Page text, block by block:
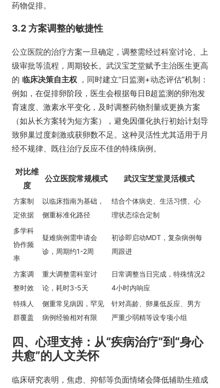
药物促排。
3.2 方案调整的敏捷性
公立医院的治疗方案一旦确定，调整需经过科室讨论、上
级审批等流程，周期较长。武汉宝芝堂赋予主治医生更高
的 临床决策自主权 ，同时建立“日监测+动态评估”机制：
例如，在促排卵阶段，医生会根据每日B超监测的卵泡发
育速度、激素水平变化，及时调整药物剂量或更换方案
（如从长方案转为短方案），避免因僵化执行初始计划导
致卵巢过度刺激或获卵数不足。这种灵活性尤其适用于月
经不规律、既往治疗反应不佳的特殊病例。
对比维
度
公立医院常规模式 武汉宝芝堂灵活模式
方案制
定依据
以临床指南为基础，
侧重标准化路径
结合个体病史、生活习惯、心
理状态综合定制
多学科
协作频
率
疑难病例需申请会
诊，周期约1-2周
初诊即启动MDT，复杂病例每
周跟进
方案调
整时效
重大调整需科室讨
论，耗时3-5天
日常调整当日完成，特殊情况2
4小时内响应
特殊人
群覆盖
侧重常见病因，罕见
病例经验相对有限
针对高龄、卵巢低反应、男方
严重少弱精等设专项小组
四、心理支持：从“疾病治疗”到“身心
共愈”的人文关怀
临床研究表明，焦虑、抑郁等负面情绪会降低辅助生殖成